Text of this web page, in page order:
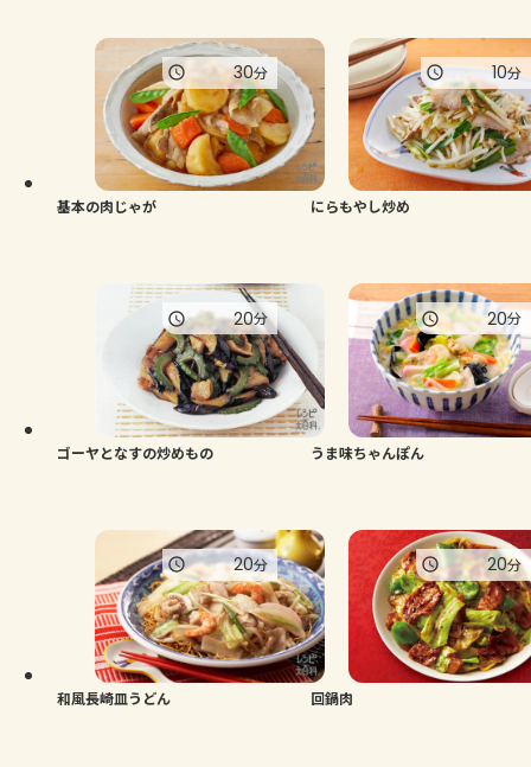
基本の肉じゃが
30分
にらもやし炒め
10分
ゴーヤとなすの炒めもの
20分
うま味ちゃんぽん
20分
和風長崎皿うどん
20分
回鍋肉
20分